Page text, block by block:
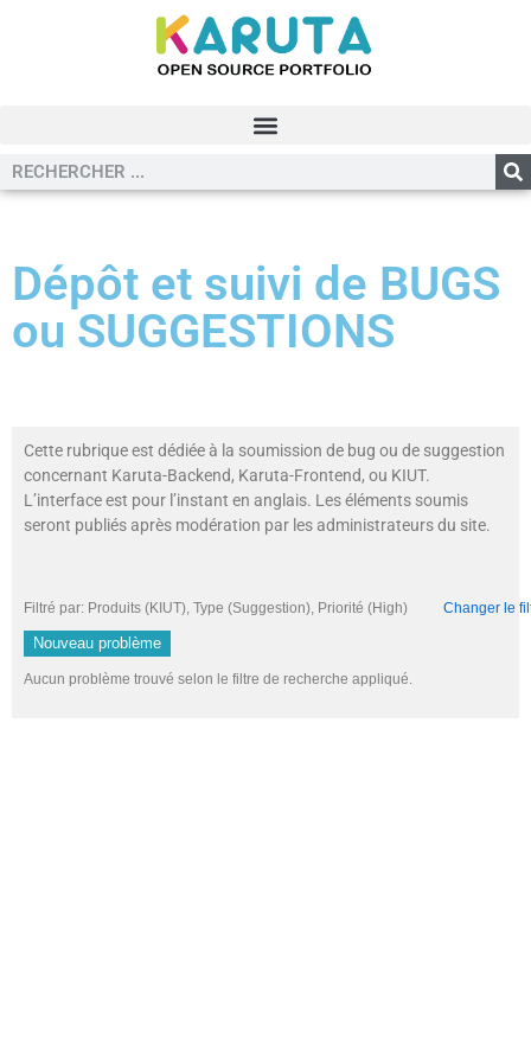
Dépôt et suivi de BUGS
ou SUGGESTIONS
Cette rubrique est dédiée à la soumission de bug ou de suggestion
concernant Karuta-Backend, Karuta-Frontend, ou KIUT.
L’interface est pour l’instant en anglais. Les éléments soumis
seront publiés après modération par les administrateurs du site.
Filtré par: Produits (KIUT), Type (Suggestion), Priorité (High) Changer le
Nouveau problème
Aucun problème trouvé selon le filtre de recherche appliqué.